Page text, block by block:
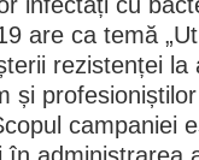
are ca temă
rezistenței la
și
campaniei
administrarea